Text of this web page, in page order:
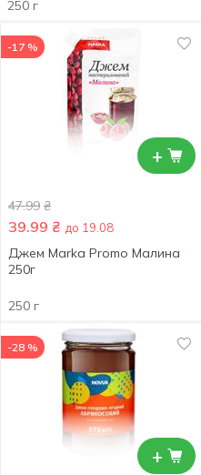
250 г
+
-17 %
47.99 ₴
39.99 ₴ до 19.08
Джем Marka Promo Малина
250г
250 г
+
-28 %